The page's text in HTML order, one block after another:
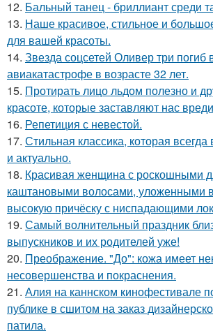
12. Бальный танец - бриллиант среди
13. Наше красивое, стильное и
для вашей красоты.
14. Звезда соцсетей Оливер три погиб
авиакатастрофе в возрасте 32 лет.
15. Протирать лицо льдом полезно и
красоте, которые заставляют нас
16. Репетиция с невестой.
17. Стильная классика, которая
и актуально.
18. Красивая женщина с роскошными
каштановыми волосами, уложенными
высокую причёску с ниспадающими
19. Самый волнительный праздник
выпускников и их родителей уже!
20. Преображение. "До": кожа имеет
несовершенства и покраснения.
21. Алия на каннском кинофестивале
публике в сшитом на заказ
патила.